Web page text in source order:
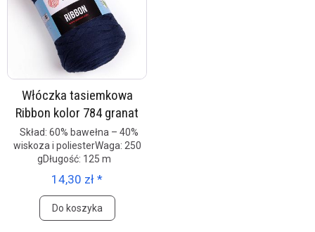
Włóczka tasiemkowa
Ribbon kolor 784 granat
Skład: 60% bawełna – 40%
wiskoza i poliesterWaga: 250
gDługość: 125 m
14,30 zł *
Do koszyka